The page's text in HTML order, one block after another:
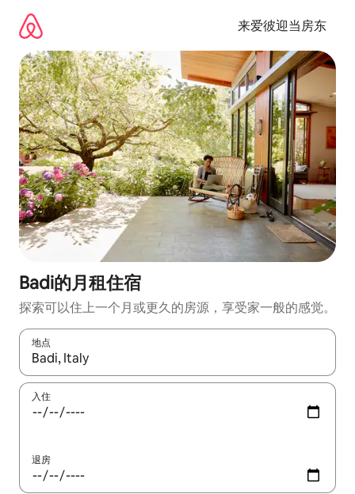
来爱彼迎当房东
Badi的月租住宿
探索可以住上一个月或更久的房源，享受家一般的感觉。
地点
如有搜索结果，请使用上下方向键查看，或通过点击或滑动手势
入住
退房